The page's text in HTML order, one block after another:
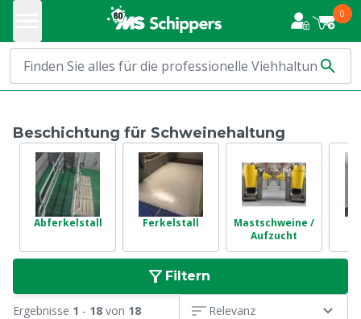
0
Beschichtung für Schweinehaltung
Abferkelstall Ferkelstall
Mastschweine /
Aufzucht
Filtern
Ergebnisse 1 - 18 von 18 Relevanz